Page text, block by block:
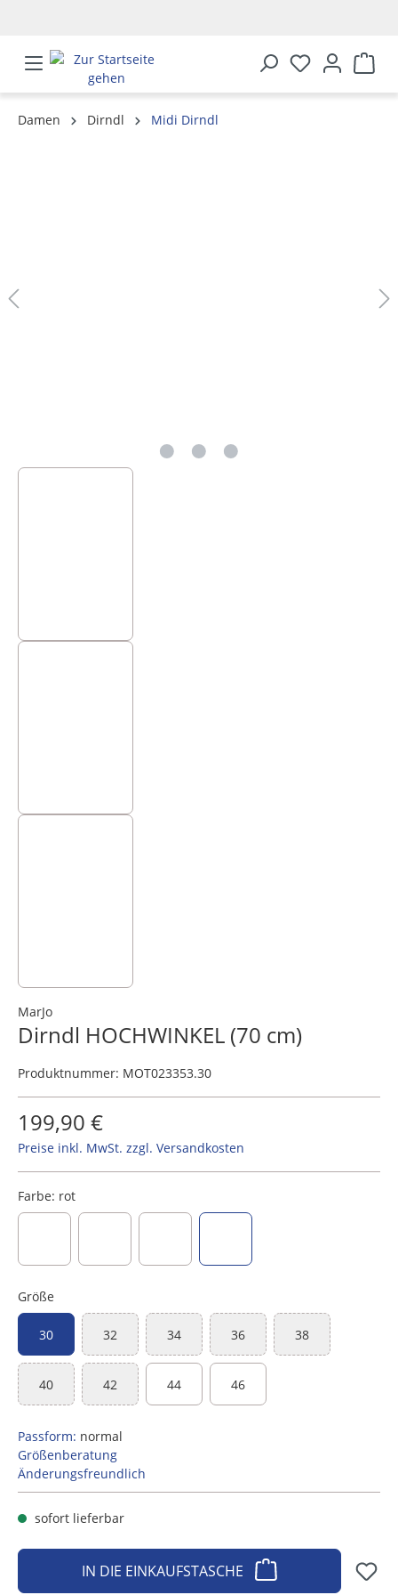
Damen Dirndl
Midi Dirndl
MarJo
Dirndl HOCHWINKEL (70 cm)
Produktnummer: MOT023353.30
199,90 €
Preise inkl. MwSt. zzgl. Versandkosten
Farbe: rot
Größe
30 32(Diese Option ist zurzeit nicht verfügbar.)
34(Diese Option ist zurzeit nicht verfügbar.)
36(Diese Option ist zurzeit nicht
38(Diese Option ist
40(Diese Option ist zurzeit nicht verfügbar.)
42(Diese Option ist zurzeit nicht verfügbar.)
44 46
Passform: normal
Größenberatung
Änderungsfreundlich
sofort lieferbar
IN DIE EINKAUFSTASCHE